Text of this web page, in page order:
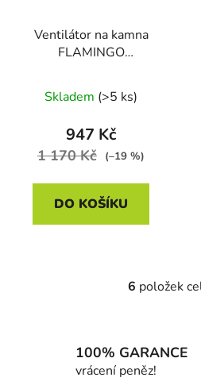
Ventilátor na kamna
FLAMINGO
černý
Skladem (>5 ks)
947 Kč
1 170 Kč (–19 %)
DO KOŠÍKU
O
á
d
6 položek
100% GARANCE
vrácení peněz!